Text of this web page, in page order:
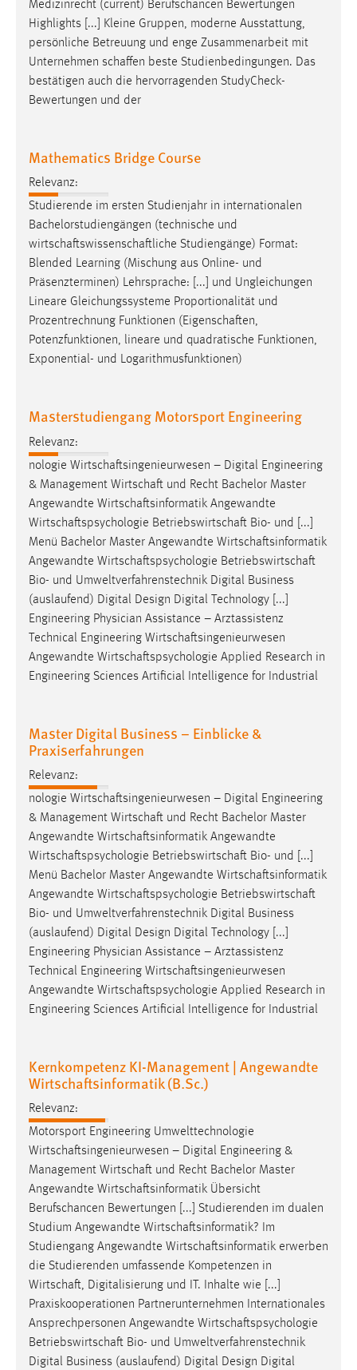
Medizinrecht (current) Berufschancen Bewertungen
Highlights [...] Kleine Gruppen, moderne Ausstattung,
persönliche Betreuung und enge Zusammenarbeit mit
Unternehmen schaffen beste Studienbedingungen. Das
bestätigen auch die hervorragenden StudyCheck-
Bewertungen und der
Mathematics Bridge Course
Relevanz:
Studierende im ersten Studienjahr in internationalen
Bachelorstudiengängen (technische und
wirtschaftswissenschaftliche Studiengänge) Format:
Blended Learning (Mischung aus Online- und
Präsenzterminen) Lehrsprache: [...] und Ungleichungen
Lineare Gleichungssysteme Proportionalität und
Prozentrechnung Funktionen (Eigenschaften,
Potenzfunktionen, lineare und quadratische Funktionen,
Exponential- und Logarithmusfunktionen)
Masterstudiengang Motorsport Engineering
Relevanz:
nologie Wirtschaftsingenieurwesen – Digital Engineering
& Management Wirtschaft und Recht Bachelor Master
Angewandte Wirtschaftsinformatik Angewandte
Wirtschaftspsychologie Betriebswirtschaft Bio- und [...]
Menü Bachelor Master Angewandte Wirtschaftsinformatik
Angewandte Wirtschaftspsychologie Betriebswirtschaft
Bio- und Umweltverfahrenstechnik Digital Business
(auslaufend) Digital Design Digital Technology [...]
Engineering Physician Assistance – Arztassistenz
Technical Engineering Wirtschaftsingenieurwesen
Angewandte Wirtschaftspsychologie Applied Research in
Engineering Sciences Artificial Intelligence for Industrial
Master Digital Business – Einblicke &
Praxiserfahrungen
Relevanz:
nologie Wirtschaftsingenieurwesen – Digital Engineering
& Management Wirtschaft und Recht Bachelor Master
Angewandte Wirtschaftsinformatik Angewandte
Wirtschaftspsychologie Betriebswirtschaft Bio- und [...]
Menü Bachelor Master Angewandte Wirtschaftsinformatik
Angewandte Wirtschaftspsychologie Betriebswirtschaft
Bio- und Umweltverfahrenstechnik Digital Business
(auslaufend) Digital Design Digital Technology [...]
Engineering Physician Assistance – Arztassistenz
Technical Engineering Wirtschaftsingenieurwesen
Angewandte Wirtschaftspsychologie Applied Research in
Engineering Sciences Artificial Intelligence for Industrial
Kernkompetenz KI-Management | Angewandte
Wirtschaftsinformatik (B.Sc.)
Relevanz:
Motorsport Engineering Umwelttechnologie
Wirtschaftsingenieurwesen – Digital Engineering &
Management Wirtschaft und Recht Bachelor Master
Angewandte Wirtschaftsinformatik Übersicht
Berufschancen Bewertungen [...] Studierenden im dualen
Studium Angewandte Wirtschaftsinformatik? Im
Studiengang Angewandte Wirtschaftsinformatik erwerben
die Studierenden umfassende Kompetenzen in
Wirtschaft, Digitalisierung und IT. Inhalte wie [...]
Praxiskooperationen Partnerunternehmen Internationales
Ansprechpersonen Angewandte Wirtschaftspsychologie
Betriebswirtschaft Bio- und Umweltverfahrenstechnik
Digital Business (auslaufend) Digital Design Digital